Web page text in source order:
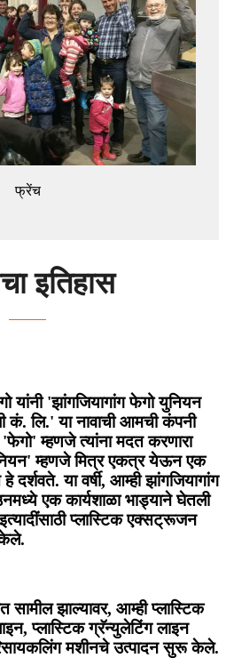
फ्रेंच
इतिहास
यांनी 'झांगजियागांग फेगो युनियन
कं. लि.' या नावाची आमची कंपनी
म्हणजे त्यांना मदत करणारा
म्हणजे मित्र एकत्र येऊन एक
दर्शवते. या वर्षी, आम्ही झांगजियागांग
एक कार्यशाळा भाड्याने घेतली
प्लास्टिक एक्सट्रूजन
झाल्यावर, आम्ही प्लास्टिक
प्लास्टिक ग्रॅन्युलेटिंग लाइन
मशीनचे उत्पादन सुरू केले.